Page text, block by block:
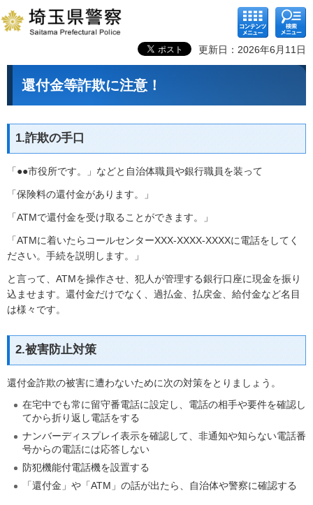
コンテ
ンツメ
ニュー
検索メ
ニュー
更新日：2026年6月11日
還付金等詐欺に注意！
1.詐欺の手口
「●●市役所です。」などと自治体職員や銀行職員を装って
「保険料の還付金があります。」
「ATMで還付金を受け取ることができます。」
「ATMに着いたらコールセンターXXX-XXXX-XXXXに電話をしてく
ださい。手続を説明します。」
と言って、ATMを操作させ、犯人が管理する銀行口座に現金を振り
込ませます。還付金だけでなく、過払金、払戻金、給付金など名目
は様々です。
2.被害防止対策
還付金詐欺の被害に遭わないために次の対策をとりましょう。
在宅中でも常に留守番電話に設定し、電話の相手や要件を確認し
てから折り返し電話をする
ナンバーディスプレイ表示を確認して、非通知や知らない電話番
号からの電話には応答しない
防犯機能付電話機を設置する
「還付金」や「ATM」の話が出たら、自治体や警察に確認する